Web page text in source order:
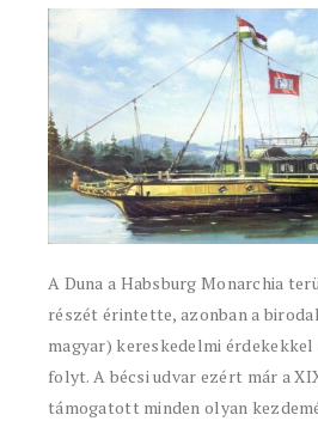
A Duna a Habsburg Monarchia
részét érintette, azonban a
magyar) kereskedelmi
folyt. A bécsi udvar ezért már a
támogatott minden olyan